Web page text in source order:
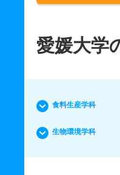
愛媛大学
食料生産学科
生物環境学科